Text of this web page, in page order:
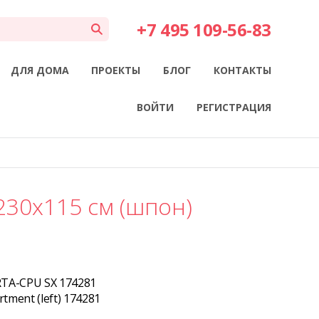
+7 495 109-56-83
ДЛЯ ДОМА ПРОЕКТЫ БЛОГ КОНТАКТЫ
ВОЙТИ РЕГИСТРАЦИЯ
см (шпон)
CPU SX 174281
(left) 174281